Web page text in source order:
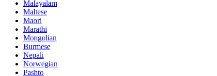
Malayalam
Maltese
Maori
Marathi
Mongolian
Burmese
Nepali
Norwegian
Pashto